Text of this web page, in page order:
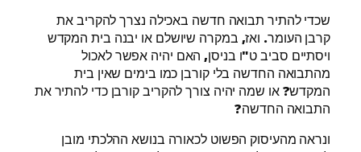
שכדי להתיר תבואה חדשה באכילה נצרך להקריב את
קרבן העומר. ואז, במקרה שיושלם או יבנה בית המקדש
ויסתיים סביב ט"ו בניסן, האם יהיה אפשר לאכול
מהתבואה החדשה בלי קורבן כמו בימים שאין בית
המקדש? או שמה יהיה צורך להקריב קורבן כדי להתיר את
התבואה החדשה?
ונראה מהעיסוק הפשוט לכאורה בנושא ההלכתי מובן